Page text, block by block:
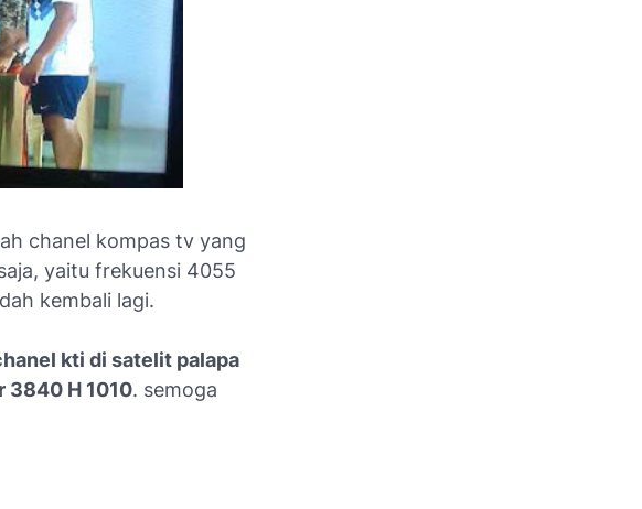
chanel kompas tv yang
yaitu frekuensi 4055
kembali lagi.
kti di satelit palapa
3840 H 1010. semoga